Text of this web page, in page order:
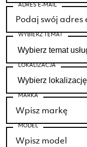
ADRES E-MAIL
WYBIERZ TEMAT
LOKALIZACJA
MARKA
MODEL